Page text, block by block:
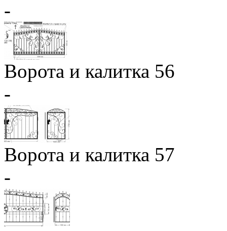
-
Ворота и калитка 56
-
Ворота и калитка 57
-